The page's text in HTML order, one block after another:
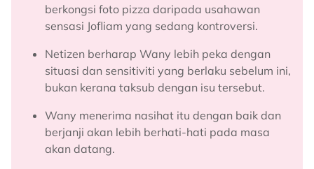
berkongsi foto pizza daripada usahawan
sensasi Jofliam yang sedang kontroversi.
Netizen berharap Wany lebih peka dengan
situasi dan sensitiviti yang berlaku sebelum ini,
bukan kerana taksub dengan isu tersebut.
Wany menerima nasihat itu dengan baik dan
berjanji akan lebih berhati-hati pada masa
akan datang.